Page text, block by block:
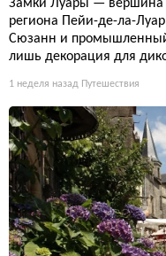
Замки Луары — вершина
региона Пейи-де-ла-
Сюзанн и промышленный
лишь декорация для
1 неделя назад Путешествия